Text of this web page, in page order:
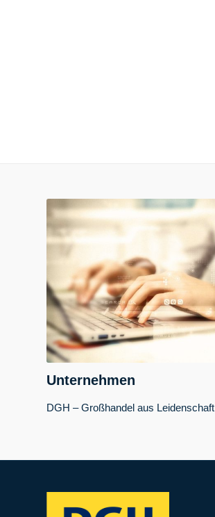
Unternehmen
DGH – Großhandel aus Leidenschaft